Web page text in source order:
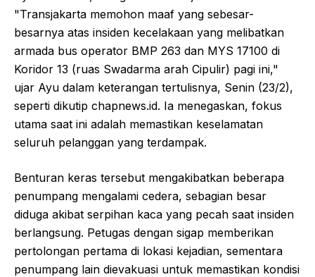
"Transjakarta memohon maaf yang sebesar-
besarnya atas insiden kecelakaan yang melibatkan
armada bus operator BMP 263 dan MYS 17100 di
Koridor 13 (ruas Swadarma arah Cipulir) pagi ini,"
ujar Ayu dalam keterangan tertulisnya, Senin (23/2),
seperti dikutip chapnews.id. Ia menegaskan, fokus
utama saat ini adalah memastikan keselamatan
seluruh pelanggan yang terdampak.
Benturan keras tersebut mengakibatkan beberapa
penumpang mengalami cedera, sebagian besar
diduga akibat serpihan kaca yang pecah saat insiden
berlangsung. Petugas dengan sigap memberikan
pertolongan pertama di lokasi kejadian, sementara
penumpang lain dievakuasi untuk memastikan kondisi